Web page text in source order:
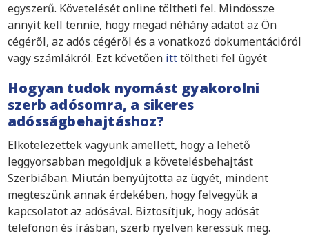
egyszerű. Követelését online töltheti fel. Mindössze
annyit kell tennie, hogy megad néhány adatot az Ön
cégéről, az adós cégéről és a vonatkozó dokumentációról
vagy számlákról. Ezt követően itttöltheti fel ügyét
Hogyan tudok nyomást gyakorolni
szerb adósomra, a sikeres
adósságbehajtáshoz?
Elkötelezettek vagyunk amellett, hogy a lehető
leggyorsabban megoldjuk a követelésbehajtást
Szerbiában. Miután benyújtotta az ügyét, mindent
megteszünk annak érdekében, hogy felvegyük a
kapcsolatot az adósával. Biztosítjuk, hogy adósát
telefonon és írásban, szerb nyelven keressük meg.